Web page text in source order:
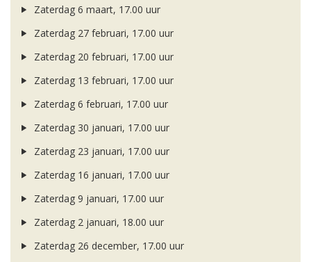
Zaterdag 6 maart, 17.00 uur
Zaterdag 27 februari, 17.00 uur
Zaterdag 20 februari, 17.00 uur
Zaterdag 13 februari, 17.00 uur
Zaterdag 6 februari, 17.00 uur
Zaterdag 30 januari, 17.00 uur
Zaterdag 23 januari, 17.00 uur
Zaterdag 16 januari, 17.00 uur
Zaterdag 9 januari, 17.00 uur
Zaterdag 2 januari, 18.00 uur
Zaterdag 26 december, 17.00 uur